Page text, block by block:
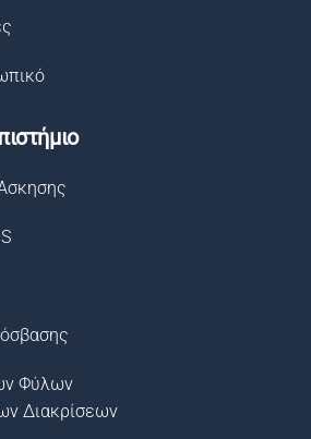
Φύλων
Διακρίσεων